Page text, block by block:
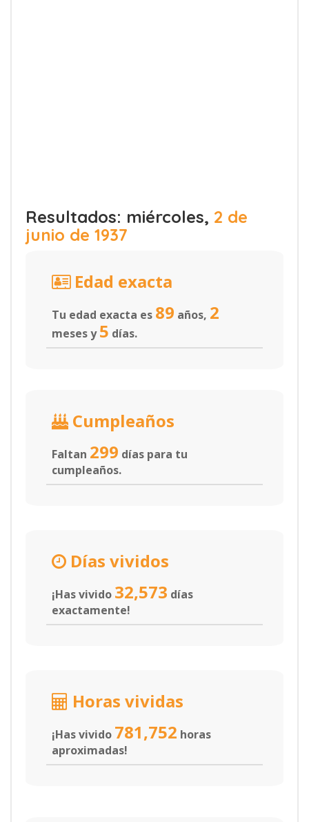
Resultados: miércoles, 2 de
junio de 1937
Edad exacta
Tu edad exacta es 89 años, 2
meses y5 días.
Cumpleaños
Faltan 299 días para tu
cumpleaños.
Días vividos
¡Has vivido 32,573 días
exactamente!
Horas vividas
¡Has vivido 781,752 horas
aproximadas!